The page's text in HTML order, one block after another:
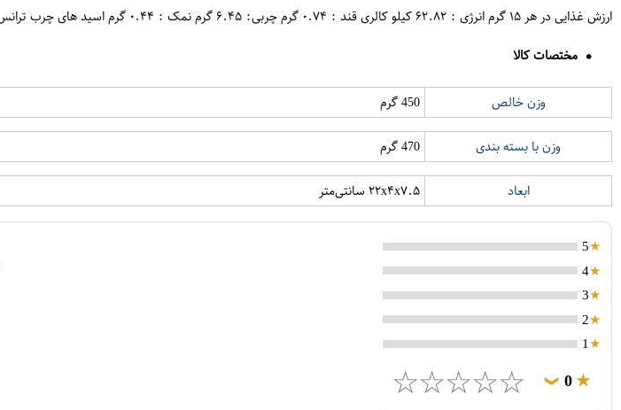
ارزش غذایی در هر ۱۵ گرم انرژی : ۶۲.۸۲ کیلو کالری قند : ۰.۷۴ گرم چربی: ۶.۴۵ گرم نمک : ۰.۴۴ گرم اسید های چرب ترانس : ۰ گرم
مختصات کالا
وزن خالص 450 گرم
وزن با بسته بندی 470 گرم
ابعاد ۲۲x۴x۷.۵ سانتی‌متر
5
4
3
2
1
0
❯
☆
☆
☆
☆
☆